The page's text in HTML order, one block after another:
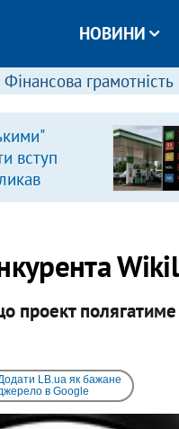
НОВИНИ
Фінансова грамотність
вступ
проект
LB.ua як бажане
в Google